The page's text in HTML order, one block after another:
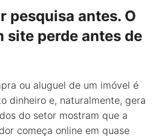
pesquisa antes. O
site perde antes de
ou aluguel de um imóvel é
dinheiro e, naturalmente, gera
do setor mostram que a
começa online em quase